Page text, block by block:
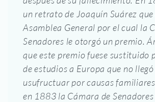
un retrato de Joaquín Suárez
Asamblea General por el cual la
Senadores le otorgó un premio.
que este premio fuese sustituido
de estudios a Europa que no llegó
usufructuar por causas
en 1883 la Cámara de